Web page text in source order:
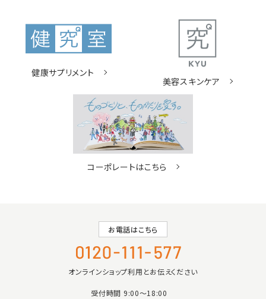
健康サプリメント
美容スキンケア
コーポレートはこちら
お電話はこちら
オンラインショップ利用とお伝えください
受付時間 9:00〜18:00